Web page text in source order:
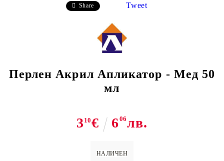
Share Tweet
Перлен Акрил Апликатор - Мед 50
мл
3 10€ 606лв.
НАЛИЧЕН